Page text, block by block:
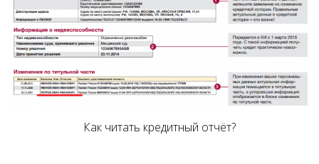
Как читать кредитный отчёт?